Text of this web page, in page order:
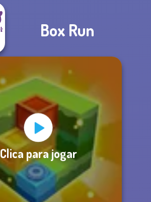
Box Run
Clica para jogar